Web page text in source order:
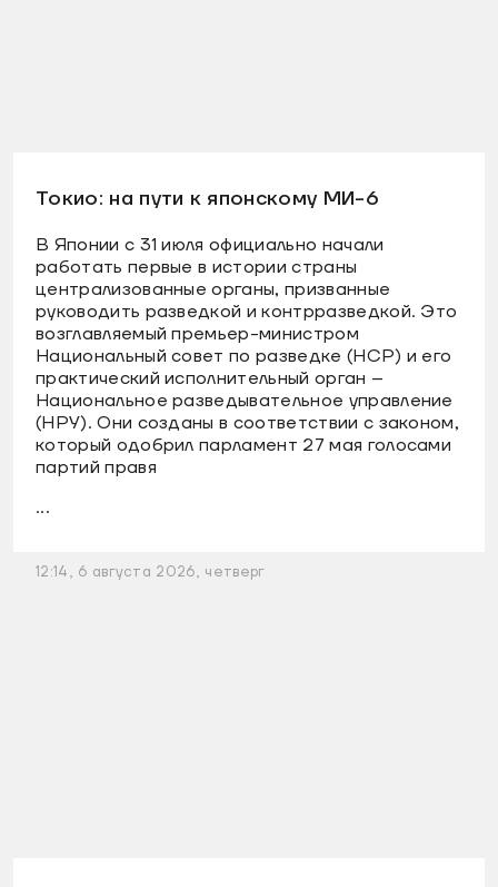
Токио: на пути к японскому МИ-6
В Японии с 31 июля официально начали
работать первые в истории страны
централизованные органы, призванные
руководить разведкой и контрразведкой. Это
возглавляемый премьер-министром
Национальный совет по разведке (НСР) и его
практический исполнительный орган –
Национальное разведывательное управление
(НРУ). Они созданы в соответствии с законом,
который одобрил парламент 27 мая голосами
партий правя
...
12:14, 6 августа 2026, четверг